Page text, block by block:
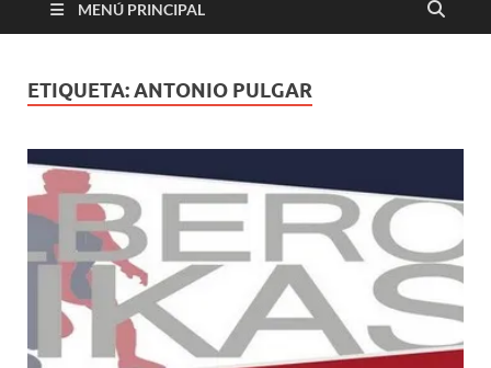
MENÚ PRINCIPAL
ETIQUETA:ANTONIO PULGAR